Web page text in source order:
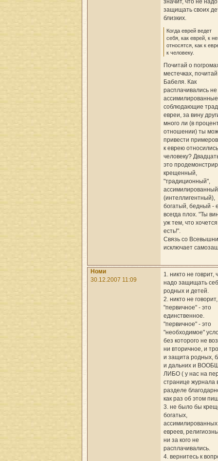
значит, что не надо
защищать своих
близких.
Когда еврей ведет
себя, как еврей, к
относятся, как к
к человеку.
Почитай о
местечках, почитай
Бабеля. Как
расплачивались не
соблюдающие
евреи, за вину
много ли (в
отношении) ты
привести
к еврею
человеку?
это
крещенный,
"традиционный",
ассимилированный
(интеллигентный),
богатый, бедный -
всегда плох. "Ты
уж тем, что
есть!".
Связь со
исключает
Номи
30.12.2007 11:09
1. никто не говрит,
надо защищать
родных и детей.
2. никто не
"первичное" - это
единственное.
"первичное" - это
"необходимое"
без которого не
ни вторичное, и
и защита родных,
и дальних и
ЛИБО ( у нас на
странице журнала
разделе
как раз об этом
3. не было бы
богатых,
ассимилированных
евреев,
ни за кого не
расплачивались.
4. вернитесь к